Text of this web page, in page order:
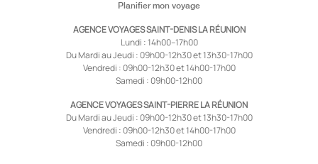
Planifier mon voyage
AGENCE VOYAGES SAINT-DENIS LA RÉUNION
Lundi : 14h00–17h00
Du Mardi au Jeudi : 09h00-12h30 et 13h30-17h00
Vendredi : 09h00-12h30 et 14h00-17h00
Samedi : 09h00-12h00
AGENCE VOYAGES SAINT-PIERRE LA RÉUNION
Du Mardi au Jeudi : 09h00-12h30 et 13h30-17h00
Vendredi : 09h00-12h30 et 14h00-17h00
Samedi : 09h00-12h00